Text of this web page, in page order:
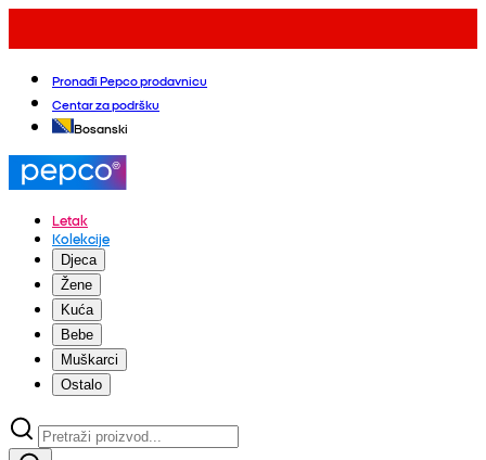
Pronađi Pepco prodavnicu
Centar za podršku
Bosanski
Letak
Kolekcije
Djeca
Žene
Kuća
Bebe
Muškarci
Ostalo